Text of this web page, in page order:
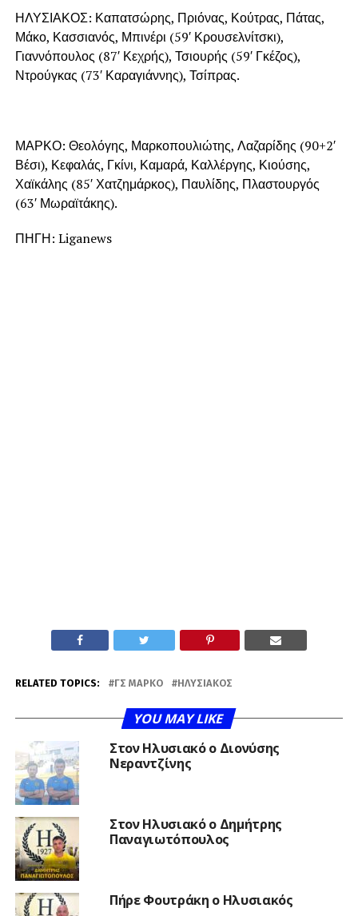
ΗΛΥΣΙΑΚΟΣ: Καπατσώρης, Πριόνας, Κούτρας, Πάτας,
Μάκο, Κασσιανός, Μπινέρι (59′ Κρουσελνίτσκι),
Γιαννόπουλος (87′ Κεχρής), Τσιουρής (59′ Γκέζος),
Ντρούγκας (73′ Καραγιάννης), Τσίπρας.
ΜΑΡΚΟ: Θεολόγης, Μαρκοπουλιώτης, Λαζαρίδης (90+2′
Βέσι), Κεφαλάς, Γκίνι, Καμαρά, Καλλέργης, Κιούσης,
Χαϊκάλης (85′ Χατζημάρκος), Παυλίδης, Πλαστουργός
(63′ Μωραϊτάκης).
ΠΗΓΗ: Liganews
RELATED TOPICS: ΓΣ ΜΑΡΚΌ ΗΛΥΣΙΑΚΌΣ
YOU MAY LIKE
Στον Ηλυσιακό ο Διονύσης
Νεραντζίνης
Στον Ηλυσιακό ο Δημήτρης
Παναγιωτόπουλος
Πήρε Φουτράκη ο Ηλυσιακός